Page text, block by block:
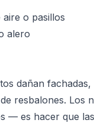
o pasillos
alero
dañan
resbalones. Los
— es hacer que